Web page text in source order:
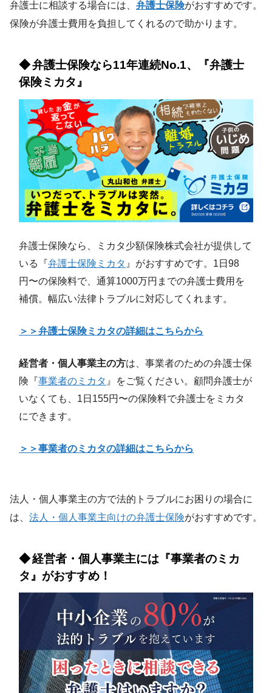
弁護士に相談する場合には、 弁護士保険がおすすめです。
保険が弁護士費用を負担してくれるので助かります。
弁護士保険なら11年連続No.1、『弁護士
保険ミカタ』
弁護士保険なら、ミカタ少額保険株式会社が提供して
いる『弁護士保険ミカタ 』がおすすめです。1日98
円〜の保険料で、通算1000万円までの弁護士費用を
補償。幅広い法律トラブルに対応してくれます。
＞＞弁護士保険ミカタの詳細はこちらから
経営者・個人事業主の方は、事業者のための弁護士保
険『事業者のミカタ 』をご覧ください。顧問弁護士が
いなくても、1日155円〜の保険料で弁護士をミカタ
にできます。
＞＞事業者のミカタの詳細はこちらから
法人・個人事業主の方で法的トラブルにお困りの場合に
は、 法人・個人事業主向けの弁護士保険がおすすめです。
経営者・個人事業主には『事業者のミカ
タ』がおすすめ！